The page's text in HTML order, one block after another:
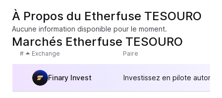
À Propos du Etherfuse TESOURO
Aucune information disponible pour le moment.
Marchés Etherfuse TESOURO
# Exchange Paire
Finary Invest Investissez en pilote